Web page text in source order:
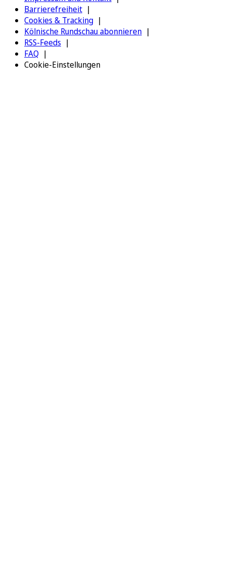
Barrierefreiheit
Cookies & Tracking
Kölnische Rundschau abonnieren
RSS-Feeds
FAQ
Cookie-Einstellungen